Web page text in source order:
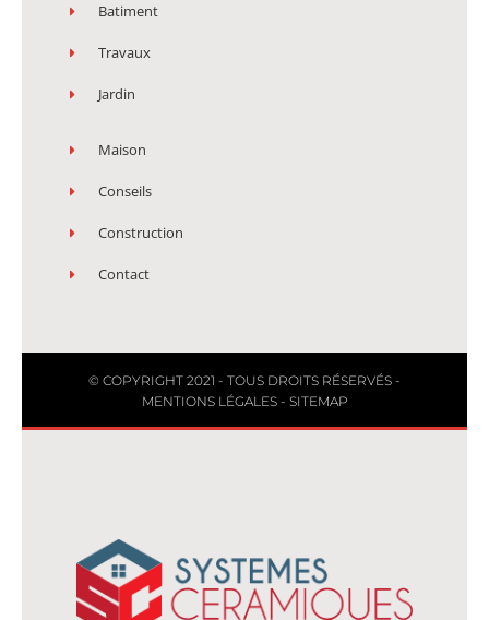
Batiment
Travaux
Jardin
Maison
Conseils
Construction
Contact
© COPYRIGHT 2021 - TOUS DROITS RÉSERVÉS -
MENTIONS LÉGALES- SITEMAP